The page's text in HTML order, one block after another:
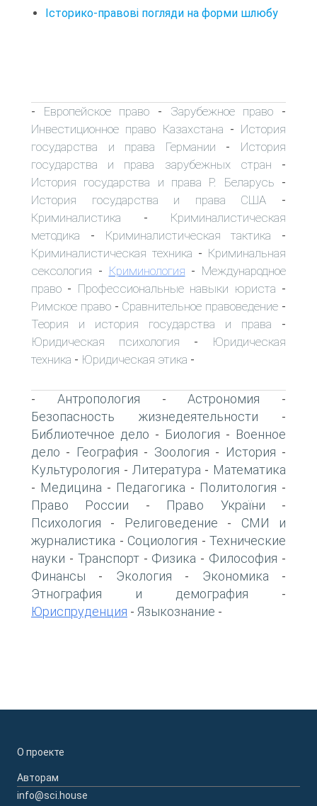
Історико-правові погляди на форми шлюбу
- Европейское право - Зарубежное право -
Инвестиционное право Казахстана - История
государства и права Германии - История
государства и права зарубежных стран -
История государства и права Р. Беларусь -
История государства и права США -
Криминалистика - Криминалистическая
методика - Криминалистическая тактика -
Криминалистическая техника - Криминальная
сексология - Криминология - Международное
право - Профессиональные навыки юриста -
Римское право- Сравнительное правоведение -
Теория и история государства и права -
Юридическая психология -
Юридическая
техника - Юридическая этика -
- Антропология -Астрономия -
Безопасность жизнедеятельности -
Библиотечное дело - Биология - Военное
дело - География - Зоология - История -
Культурология - Литература - Математика
- Медицина - Педагогика - Политология -
Право России - Право України -
Психология - Религоведение - СМИ и
журналистика - Социология - Технические
науки - Транспорт- Физика - Философия -
Финансы - Экология - Экономика -
Этнография и демография -
Юриспруденция - Языкознание -
О проекте
Авторам
info@sci.house